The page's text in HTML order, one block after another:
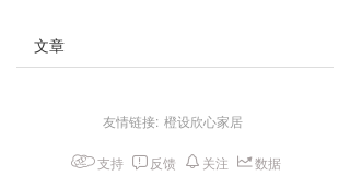
文章
友情链接: 橙设欣心家居
支持 反馈 关注 数据